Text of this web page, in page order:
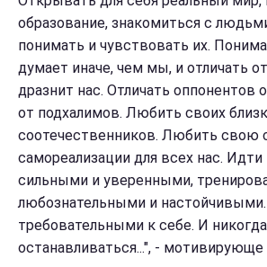
образование, знакомиться с
понимать и чувствовать их.
думает иначе, чем мы, и отличать
дразнит нас. Отличать оппонентов
от подхалимов. Любить своих
соотечественников. Любить свою
самореализации для всех нас.
сильными и уверенными,
любознательными и
требовательными к себе. И
останавливаться...", - мотивирующе